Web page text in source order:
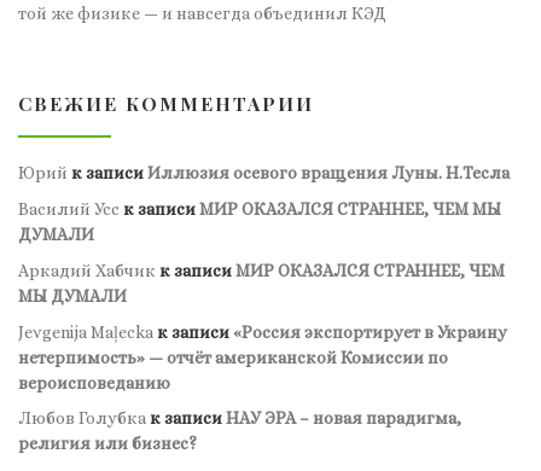
той же физике — и навсегда объединил КЭД
СВЕЖИЕ КОММЕНТАРИИ
Юрий к записиИллюзия осевого вращения Луны. Н.Тесла
Василий Усс к записиМИР ОКАЗАЛСЯ СТРАННЕЕ, ЧЕМ МЫ
ДУМАЛИ
Аркадий Хабчик к записиМИР ОКАЗАЛСЯ СТРАННЕЕ, ЧЕМ
МЫ ДУМАЛИ
Jevgenija Maļecka к записи«Россия экспортирует в Украину
нетерпимость» — отчёт американской Комиссии по
вероисповеданию
Любов Голубкак записиНАУ ЭРА – новая парадигма,
религия или бизнес?